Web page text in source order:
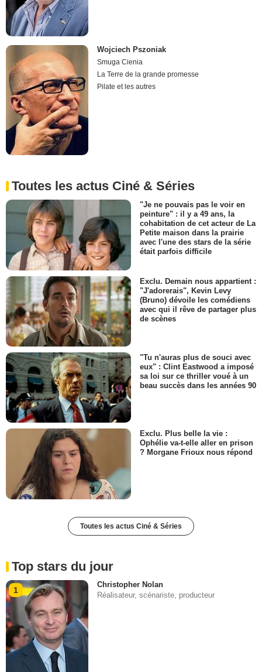
Wojciech Pszoniak
Smuga Cienia
La Terre de la grande promesse
Pilate et les autres
Toutes les actus Ciné & Séries
"Je ne pouvais pas le voir en
peinture" : il y a 49 ans, la
cohabitation de cet acteur de La
Petite maison dans la prairie
avec l'une des stars de la série
était parfois difficile
Exclu. Demain nous appartient :
"J'adorerais", Kevin Levy
(Bruno) dévoile les comédiens
avec qui il rêve de partager plus
de scènes
"Tu n'auras plus de souci avec
eux" : Clint Eastwood a imposé
sa loi sur ce thriller voué à un
beau succès dans les années 90
Exclu. Plus belle la vie :
Ophélie va-t-elle aller en prison
? Morgane Frioux nous répond
Toutes les actus Ciné & Séries
Top stars du jour
1
Christopher Nolan
Réalisateur, scénariste, producteur